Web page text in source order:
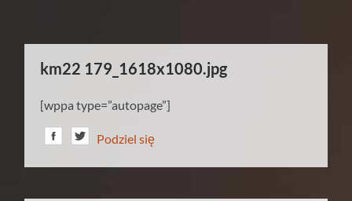
km22 179_1618x1080.jpg
[wppa type=”autopage”]
Podziel się